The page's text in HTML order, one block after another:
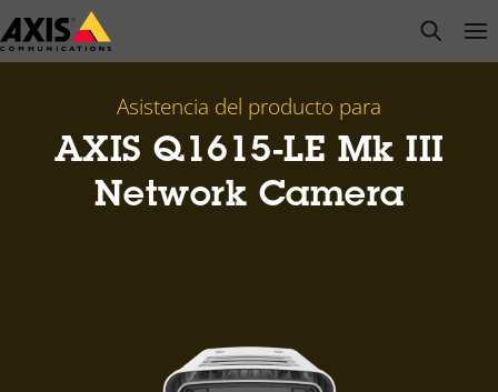
Saltar
al
open
Asistencia del producto para
AXIS Q1615-LE Mk III
Network Camera